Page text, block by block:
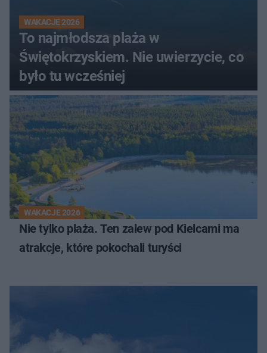
WAKACJE 2026
To najmłodsza plaża w
Świętokrzyskiem. Nie uwierzycie, co
było tu wcześniej
WAKACJE 2026
Nie tylko plaża. Ten zalew pod Kielcami ma
atrakcje, które pokochali turyści